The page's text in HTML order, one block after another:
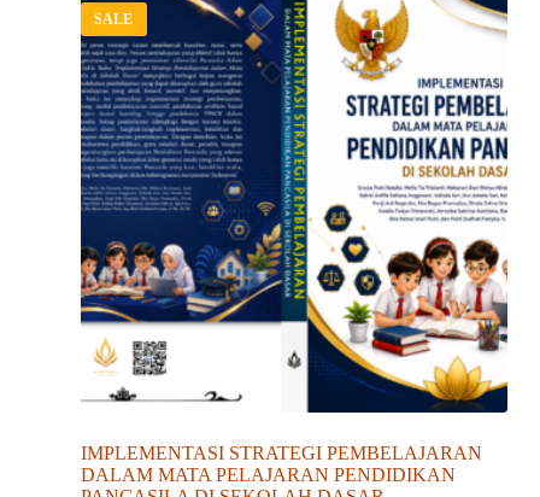
SALE
IMPLEMENTASI STRATEGI PEMBELAJARAN
DALAM MATA PELAJARAN PENDIDIKAN